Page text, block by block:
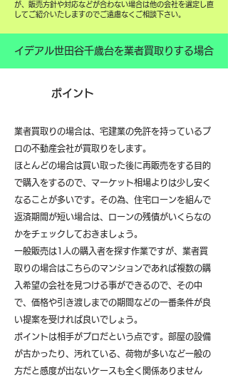
が、販売方針や対応などが合わない場合は他の会社を選定し直
してご紹介いたしますのでご遠慮なくご相談下さい。
イデアル世田谷千歳台を業者買取りする場合
ポイント
業者買取りの場合は、宅建業の免許を持っているプ
ロの不動産会社が買取りをします。
ほとんどの場合は買い取った後に再販売をする目的
で購入をするので、マーケット相場よりは少し安く
なることが多いです。その為、住宅ローンを組んで
返済期間が短い場合は、ローンの残債がいくらなの
かをチェックしておきましょう。
一般販売は1人の購入者を探す作業ですが、業者買
取りの場合はこちらのマンションであれば複数の購
入希望の会社を見つける事ができるので、その中
で、価格や引き渡しまでの期間などの一番条件が良
い提案を受ければ良いでしょう。
ポイントは相手がプロだという点です。部屋の設備
が古かったり、汚れている、荷物が多いなど一般の
方だと感度が出ないケースも全く関係ありません